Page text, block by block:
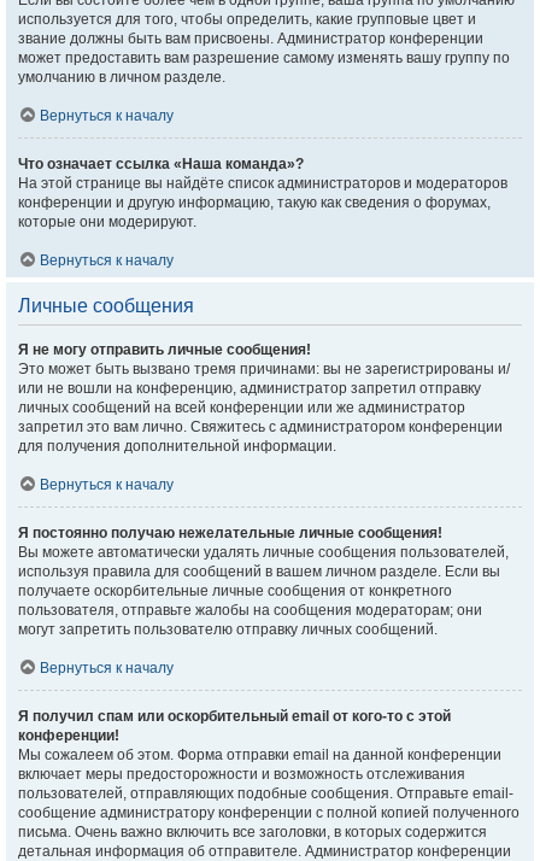
используется для того, чтобы определить, какие групповые цвет и
звание должны быть вам присвоены. Администратор конференции
может предоставить вам разрешение самому изменять вашу группу по
умолчанию в личном разделе.
Вернуться к началу
Что означает ссылка «Наша команда»?
На этой странице вы найдёте список администраторов и модераторов
конференции и другую информацию, такую как сведения о форумах,
которые они модерируют.
Вернуться к началу
Личные сообщения
Я не могу отправить личные сообщения!
Это может быть вызвано тремя причинами: вы не зарегистрированы и/
или не вошли на конференцию, администратор запретил отправку
личных сообщений на всей конференции или же администратор
запретил это вам лично. Свяжитесь с администратором конференции
для получения дополнительной информации.
Вернуться к началу
Я постоянно получаю нежелательные личные сообщения!
Вы можете автоматически удалять личные сообщения пользователей,
используя правила для сообщений в вашем личном разделе. Если вы
получаете оскорбительные личные сообщения от конкретного
пользователя, отправьте жалобы на сообщения модераторам; они
могут запретить пользователю отправку личных сообщений.
Вернуться к началу
Я получил спам или оскорбительный email от кого-то с этой
конференции!
Мы сожалеем об этом. Форма отправки email на данной конференции
включает меры предосторожности и возможность отслеживания
пользователей, отправляющих подобные сообщения. Отправьте email-
сообщение администратору конференции с полной копией полученного
письма. Очень важно включить все заголовки, в которых содержится
детальная информация об отправителе. Администратор конференции